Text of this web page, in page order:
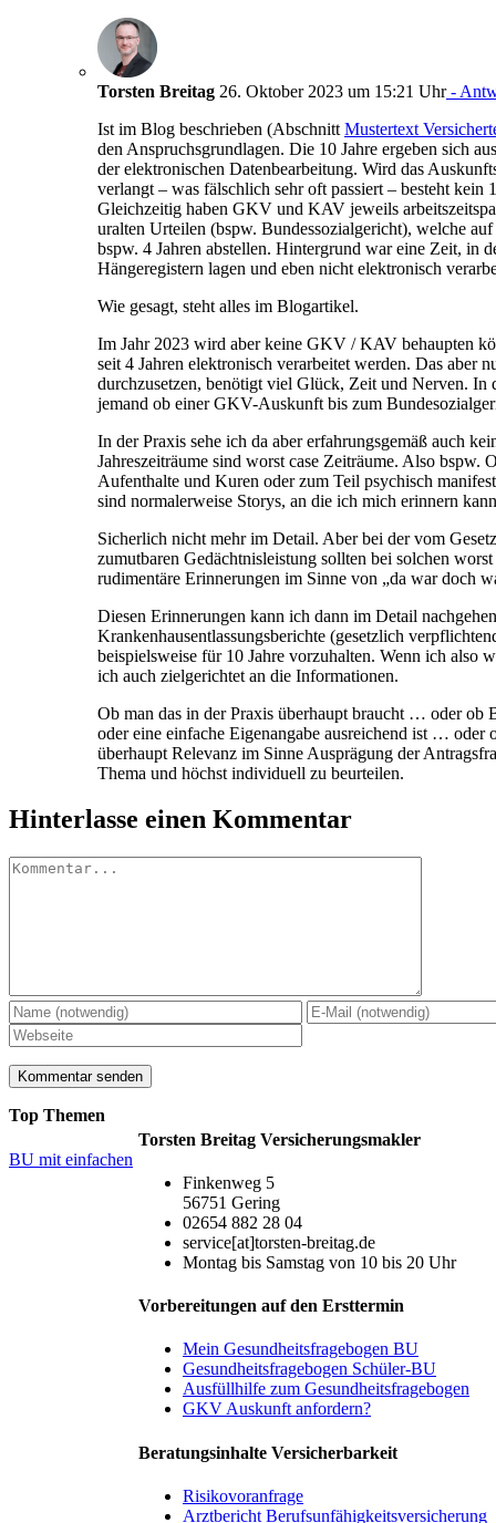
Torsten Breitag 26. Oktober 2023 um 15:21 Uhr-
Ist im Blog beschrieben (Abschnitt Mustertext
den Anspruchsgrundlagen. Die 10 Jahre ergeben sich
der elektronischen Datenbearbeitung. Wird das
verlangt – was fälschlich sehr oft passiert – besteht kein
Gleichzeitig haben GKV und KAV jeweils
uralten Urteilen (bspw. Bundessozialgericht), welche
bspw. 4 Jahren abstellen. Hintergrund war eine Zeit, in
Hängeregistern lagen und eben nicht elektronisch
Wie gesagt, steht alles im Blogartikel.
Im Jahr 2023 wird aber keine GKV / KAV behaupten
seit 4 Jahren elektronisch verarbeitet werden. Das aber
durchzusetzen, benötigt viel Glück, Zeit und Nerven. In
jemand ob einer GKV-Auskunft bis zum
In der Praxis sehe ich da aber erfahrungsgemäß auch
Jahreszeiträume sind worst case Zeiträume. Also bspw.
Aufenthalte und Kuren oder zum Teil psychisch
sind normalerweise Storys, an die ich mich erinnern
Sicherlich nicht mehr im Detail. Aber bei der vom
zumutbaren Gedächtnisleistung sollten bei solchen
rudimentäre Erinnerungen im Sinne von „da war doch
Diesen Erinnerungen kann ich dann im Detail
Krankenhausentlassungsberichte (gesetzlich
beispielsweise für 10 Jahre vorzuhalten. Wenn ich also
ich auch zielgerichtet an die Informationen.
Ob man das in der Praxis überhaupt braucht … oder ob
oder eine einfache Eigenangabe ausreichend ist … oder
überhaupt Relevanz im Sinne Ausprägung der
Thema und höchst individuell zu beurteilen.
Hinterlasse einen Kommentar
Kommentar
Torsten Breitag Versicherungsmakler
Finkenweg 5
56751 Gering
02654 882 28 04
service[at]torsten-breitag.de
Montag bis Samstag von 10 bis 20 Uhr
Vorbereitungen auf den Ersttermin
Mein Gesundheitsfragebogen BU
Gesundheitsfragebogen Schüler-BU
Ausfüllhilfe zum Gesundheitsfragebogen
GKV Auskunft anfordern?
Beratungsinhalte Versicherbarkeit
Risikovoranfrage
Arztbericht Berufsunfähigkeitsversicherung
Top Themen
BU mit einfachen